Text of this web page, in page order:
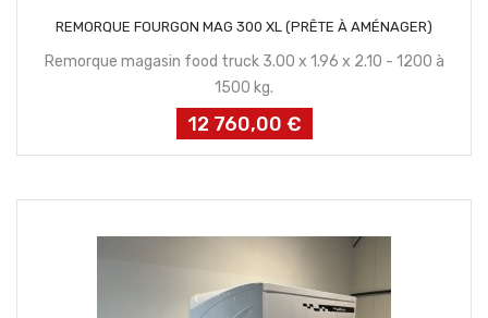
CONTACTEZ NOUS
REMORQUE FOURGON MAG 300 XL (PRÊTE À AMÉNAGER)
Remorque magasin food truck 3.00 x 1.96 x 2.10 - 1200 à
1500 kg.
Prix
12 760,00 €